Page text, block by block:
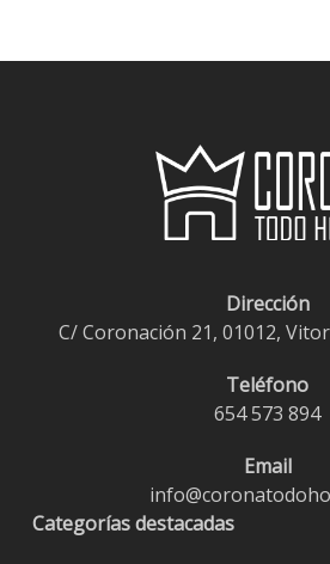
Dirección
C/ Coronación 21, 01012,
Teléfono
654 573 894
Email
Categorías destacadas